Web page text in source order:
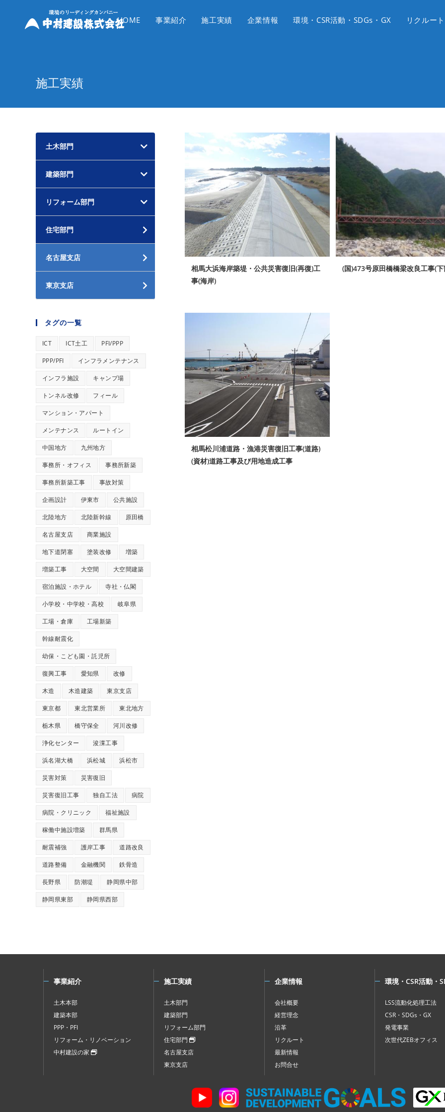
HOME 事業紹介 施工実績 企業情報 環境・CSR活動・SDGs・GX リクルート
施工実績
相馬大浜海岸築堤・公共災害復旧(再復)工
事(海岸)
(国)473号原田橋橋梁改良工事(下
相馬松川浦道路・漁港災害復旧工事(道路)
(資材)道路工事及び用地造成工事
土木部門
建築部門
リフォーム部門
住宅部門
名古屋支店
東京支店
タグの一覧
ICT ICT土工 PFI/PPP
PPP/PFI インフラメンテナンス
インフラ施設 キャンプ場
トンネル改修 フィール
マンション・アパート
メンテナンス ルートイン
中国地方 九州地方
事務所・オフィス 事務所新築
事務所新築工事 事故対策
企画設計 伊東市 公共施設
北陸地方 北陸新幹線 原田橋
名古屋支店 商業施設
地下道閉塞 塗装改修 増築
増築工事 大空間 大空間建築
宿泊施設・ホテル 寺社・仏閣
小学校・中学校・高校 岐阜県
工場・倉庫 工場新築
幹線耐震化
幼保・こども園・託児所
復興工事 愛知県 改修
木造 木造建築 東京支店
東京都 東北営業所 東北地方
栃木県 橋守保全 河川改修
浄化センター 浚渫工事
浜名湖大橋 浜松城 浜松市
災害対策 災害復旧
災害復旧工事 独自工法 病院
病院・クリニック 福祉施設
稼働中施設増築 群馬県
耐震補強 護岸工事 道路改良
道路整備 金融機関 鉄骨造
長野県 防潮堤 静岡県中部
静岡県東部 静岡県西部
事業紹介
土木本部
建築本部
PPP・PFI
リフォーム・リノベーション
中村建設の家
施工実績
土木部門
建築部門
リフォーム部門
住宅部門
名古屋支店
東京支店
企業情報
会社概要
経営理念
沿革
リクルート
最新情報
お問合せ
環境・CSR活動・
LSS流動化処理工法
CSR・SDGs・GX
発電事業
次世代ZEBオフィス